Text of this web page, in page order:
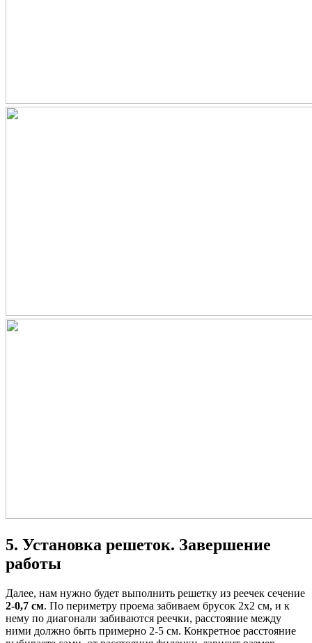
5. Установка решеток. Завершение
работы
Далее, нам нужно будет выполнить решетку из реечек сечение
2-0,7 см. По периметру проема забиваем брусок 2х2 см, и к
нему по диагонали забиваются реечки, расстояние между
ними должно быть примерно 2-5 см. Конкретное расстояние